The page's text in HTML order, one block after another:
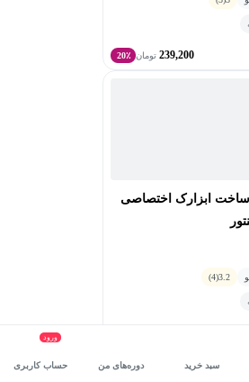
239,200 تومان 20٪
ابزارک اختصاصی
3.2
(4)
سبد خرید دوره‌های من
ورود
حساب کاربری